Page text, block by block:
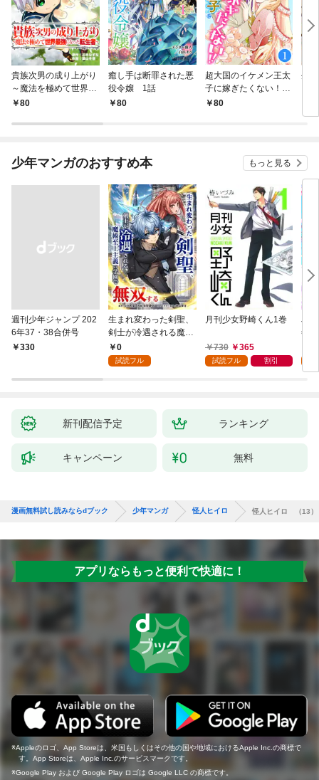
貴族次男の成り上がり
～魔法を極めて世界最
強になった転生者～
80
癒し手は断罪された悪
役令嬢 1話
80
超大国のイケメン王太
子に嫁ぎたくない！！
1話
80
生
パ
少年マンガのおすすめ本 もっと見る
週刊少年ジャンプ 202
6年37・38合併号
￥330
生まれ変わった剣聖、
剣士が冷遇される魔術
至上主義の学園で無双
する第1話
0
試読フル
月刊少女野崎くん1巻
730 365
試読フル 割引
JD
年
新刊配信予定 ランキング
キャンペーン 無料
漫画無料試し読みならdブック 少年マンガ 怪人ヒイロ 怪人ヒイロ （13）
アプリならもっと便利で快適に！
Appleのロゴ、App Storeは、米国もしくはその他の国や地域におけるApple Inc.の商標で
す。App Storeは、Apple Inc.のサービスマークです。
Google Play および Google Play ロゴは Google LLC の商標です。